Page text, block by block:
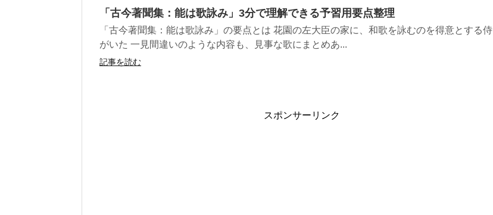
「古今著聞集：能は歌詠み」3分で理解できる予習用要点整理
「古今著聞集：能は歌詠み」の要点とは 花園の左大臣の家に、和歌を詠むのを得意とする侍
がいた 一見間違いのような内容も、見事な歌にまとめあ...
記事を読む
スポンサーリンク